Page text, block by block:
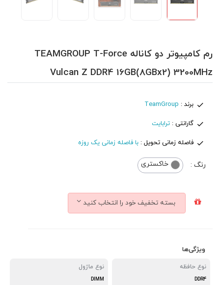
رم کامپیوتر دو کاناله TEAMGROUP T-Force
Vulcan Z DDR4 16GB(8GBx2) 3200MHz
برند : TeamGroup
گارانتی :ترابایت
فاصله زمانی تحویل : با فاصله زمانی یک روزه
رنگ : خاکستری
بسته تخفیف خود را انتخاب کنید
ویژگی‌ها
نوع حافظه
DDR4
نوع ماژول
DIMM